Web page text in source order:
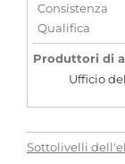
Consistenza
Qualifica
Produttori di
Ufficio
Sottolivelli